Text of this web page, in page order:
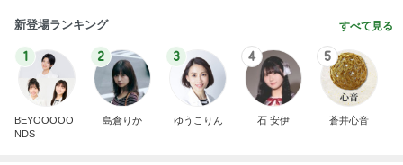
新登場ランキング すべて見る
1
BEYOOOOO
NDS
2
島倉りか
3
ゆうこりん
4
石 安伊
5
蒼井心音